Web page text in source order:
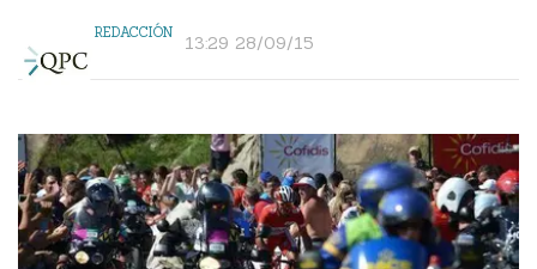
REDACCIÓN 13:29 28/09/15